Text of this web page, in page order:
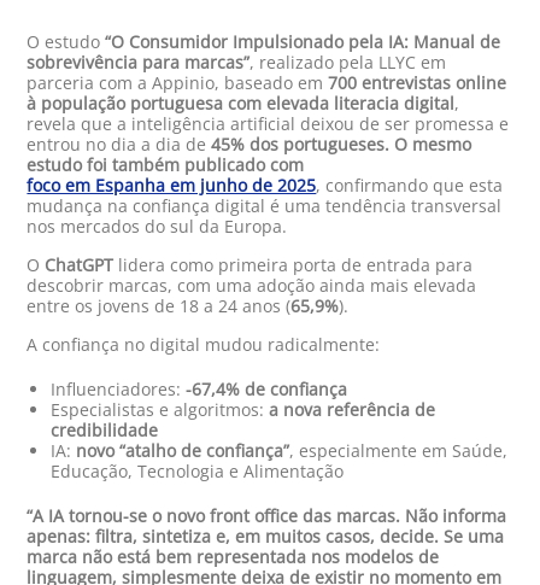
O estudo“O Consumidor Impulsionado pela IA: Manual de
sobrevivência para marcas”, realizado pela LLYC em
parceria com a Appinio, baseado em700 entrevistas online
à população portuguesa com elevada literacia digital,
revela que a inteligência artificial deixou de ser promessa e
entrou no dia a dia de45% dos portugueses. O mesmo
estudo foi também publicado com
foco em Espanha em junho de 2025, confirmando que esta
mudança na confiança digital é uma tendência transversal
nos mercados do sul da Europa.
O ChatGPT lidera como primeira porta de entrada para
descobrir marcas, com uma adoção ainda mais elevada
entre os jovens de 18 a 24 anos (65,9%).
A confiança no digital mudou radicalmente:
Influenciadores:-67,4% de confiança
Especialistas e algoritmos:a nova referência de
credibilidade
IA: novo “atalho de confiança”, especialmente em Saúde,
Educação, Tecnologia e Alimentação
“A IA tornou-se o novo front office das marcas. Não informa
apenas: filtra, sintetiza e, em muitos casos, decide. Se uma
marca não está bem representada nos modelos de
linguagem, simplesmente deixa de existir no momento em